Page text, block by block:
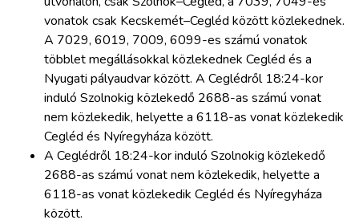
vonatok csak Kecskemét–Cegléd között közlekednek.
A 7029, 6019, 7009, 6099-es számú vonatok
többlet megállásokkal közlekednek Cegléd és a
Nyugati pályaudvar között. A Ceglédről 18:24-kor
induló Szolnokig közlekedő 2688-as számú vonat
nem közlekedik, helyette a 6118-as vonat közlekedik
Cegléd és Nyíregyháza között.
A Ceglédről 18:24-kor induló Szolnokig közlekedő
2688-as számú vonat nem közlekedik, helyette a
6118-as vonat közlekedik Cegléd és Nyíregyháza
között.